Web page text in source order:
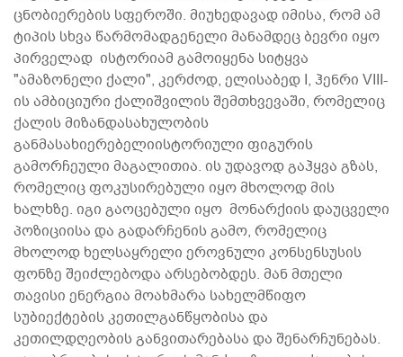
ცნობიერების სფეროში. მიუხედავად იმისა, რომ ამ
ტიპის სხვა წარმომადგენელი მანამდეც ბევრი იყო
პირველად ისტორიამ გამოიყენა სიტყვა
"ამაზონელი ქალი", კერძოდ, ელისაბედ I, ჰენრი VIII-
ის ამბიციური ქალიშვილის შემთხვევაში, რომელიც
ქალის მიზანდასახულობის
განმასახიერებელიისტორიული ფიგურის
გამორჩეული მაგალითია. ის უდავოდ გაჰყვა გზას,
რომელიც ფოკუსირებული იყო მხოლოდ მის
ხალხზე. იგი გაოცებული იყო მონარქიის დაუცველი
პოზიციისა და გადარჩენის გამო, რომელიც
მხოლოდ ხელსაყრელი ეროვნული კონსენსუსის
ფონზე შეიძლებოდა არსებობდეს. მან მთელი
თავისი ენერგია მოახმარა სახელმწიფო
სუბიექტების კეთილგანწყობისა და
კეთილდღეობის განვითარებასა და შენარჩუნებას.